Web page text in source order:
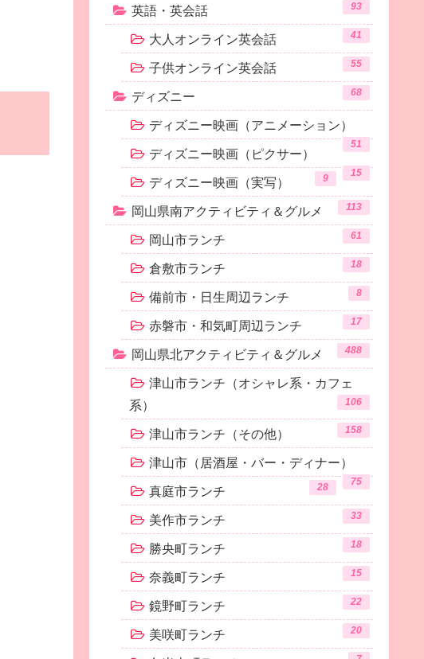
英語・英会話 93
大人オンライン英会話 41
子供オンライン英会話 55
ディズニー 68
ディズニー映画（アニメーション）
51
ディズニー映画（ピクサー）
15
ディズニー映画（実写） 9
岡山県南アクティビティ＆グルメ 113
岡山市ランチ 61
倉敷市ランチ 18
備前市・日生周辺ランチ 8
赤磐市・和気町周辺ランチ 17
岡山県北アクティビティ＆グルメ 488
津山市ランチ（オシャレ系・カフェ
系）
106
津山市ランチ（その他） 158
津山市（居酒屋・バー・ディナー）
75
真庭市ランチ 28
美作市ランチ 33
勝央町ランチ 18
奈義町ランチ 15
鏡野町ランチ 22
美咲町ランチ 20